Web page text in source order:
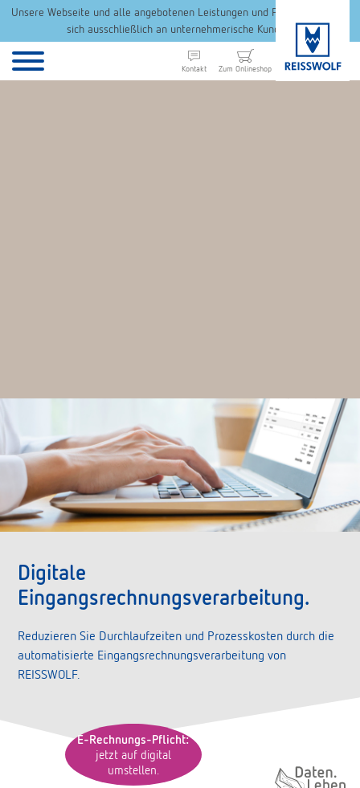
Unsere Webseite und alle angebotenen Leistungen und Produkte richten
sich ausschließlich an unternehmerische Kunden.
Kontakt Zum Onlineshop
Digitale
Eingangsrechnungsverarbeitung.
Reduzieren Sie Durchlaufzeiten und Prozesskosten durch die
automatisierte Eingangsrechnungsverarbeitung von
REISSWOLF.
E-Rechnungs-Pflicht:
jetzt auf digital
umstellen.
Daten. Leben.